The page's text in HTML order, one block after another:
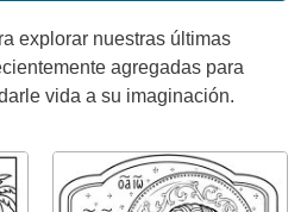
explorar nuestras últimas
agregadas para
vida a su imaginación.